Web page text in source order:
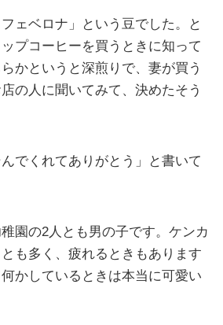
ェベロナ」という豆でした。と
プコーヒーを買うときに知って
かというと深煎りで、妻が買う
の人に聞いてみて、決めたそう
でくれてありがとう」と書いて
園の2人とも男の子です。ケンカ
も多く、疲れるときもあります
かしているときは本当に可愛い